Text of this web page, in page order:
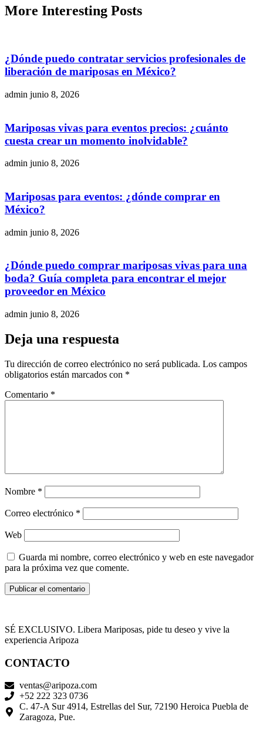
More Interesting Posts
¿Dónde puedo contratar servicios profesionales de
liberación de mariposas en México?
admin junio 8, 2026
Mariposas vivas para eventos precios: ¿cuánto
cuesta crear un momento inolvidable?
admin junio 8, 2026
Mariposas para eventos: ¿dónde comprar en
México?
admin junio 8, 2026
¿Dónde puedo comprar mariposas vivas para una
boda? Guía completa para encontrar el mejor
proveedor en México
admin junio 8, 2026
Deja una respuesta
Tu dirección de correo electrónico no será publicada. Los campos
obligatorios están marcados con *
Comentario *
Nombre *
Correo electrónico *
Web
Guarda mi nombre, correo electrónico y web en este navegador
para la próxima vez que comente.
SÉ EXCLUSIVO. Libera Mariposas, pide tu deseo y vive la
experiencia Aripoza
CONTACTO
ventas@aripoza.com
+52 222 323 0736
C. 47-A Sur 4914, Estrellas del Sur, 72190 Heroica Puebla de
Zaragoza, Pue.